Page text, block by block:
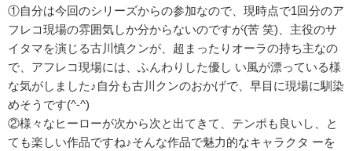
①自分は今回のシリーズからの参加なので、現時点で1回分のア
フレコ現場の雰囲気しか分からないのですが(苦 笑)、主役のサ
イタマを演じる古川慎クンが、超まったりオーラの持ち主なの
で、アフレコ現場には、ふんわりした優し い風が漂っている様
な気がしました♪自分も古川クンのおかげで、早目に現場に馴染
めそうです(^-^)
②様々なヒーローが次から次と出てきて、テンポも良いし、と
ても楽しい作品ですね♪そんな作品で魅力的なキャラクタ ーを